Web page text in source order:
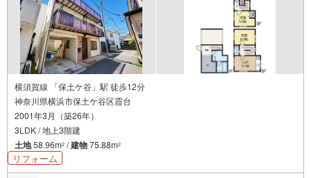
横須賀線 「保土ケ谷」駅 徒歩12分
神奈川県横浜市保土ケ谷区霞台
2001年3月（築26年）
3LDK / 地上3階建
土地58.96m2 /建物75.88m2
リフォーム